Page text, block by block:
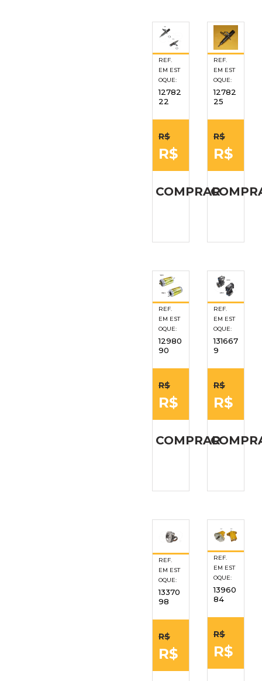
REF.
EM EST
OQUE:
12782
22
R$
R$
COMPRAR
REF.
EM EST
OQUE:
12782
25
R$
R$
REF.
EM EST
OQUE:
12980
90
R$
R$
COMPRAR
REF.
EM EST
OQUE:
131667
9
R$
R$
REF.
EM EST
OQUE:
13370
98
R$
R$
REF.
EM EST
OQUE:
13960
84
R$
R$